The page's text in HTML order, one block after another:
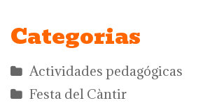
Categorias
Actividades pedagógicas
Festa del Càntir